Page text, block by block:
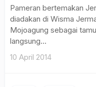
Pameran bertemakan
diadakan di Wisma
Mojoagung sebagai
langsung...
10 April 2014